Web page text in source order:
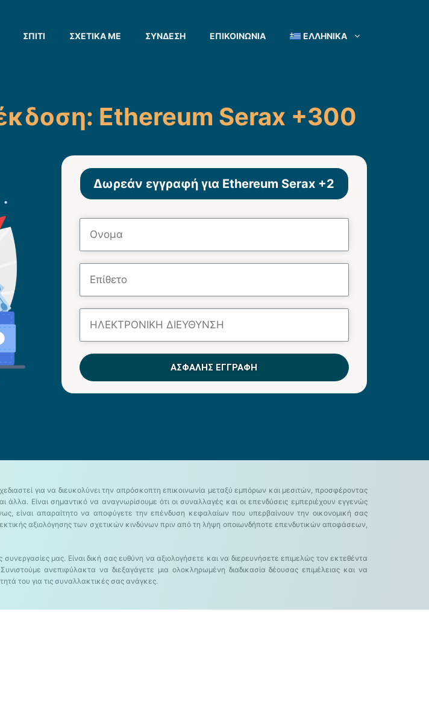
ΣΠΊΤΙ ΣΧΕΤΙΚΆ ΜΕ ΣΎΝΔΕΣΗ ΕΠΙΚΟΙΝΩΝΊΑ ΕΛΛΗΝΙΚΆ
Ethereum Serax +300
Δωρεάν εγγραφή για Ethereum Serax +2
ΑΣΦΑΛΉΣ ΕΓΓΡΑΦΉ
για να διευκολύνει την απρόσκοπτη επικοινωνία μεταξύ εμπόρων και μεσιτών, προσφέροντας
Είναι σημαντικό να αναγνωρίσουμε ότι οι συναλλαγές και οι επενδύσεις εμπεριέχουν εγγενώς
είναι απαραίτητο να αποφύγετε την επένδυση κεφαλαίων που υπερβαίνουν την οικονομική σας
αξιολόγησης των σχετικών κινδύνων πριν από τη λήψη οποιωνδήποτε επενδυτικών αποφάσεων,
συνεργασίες μας. Είναι δική σας ευθύνη να αξιολογήσετε και να διερευνήσετε επιμελώς τον εκτεθέντα
ανεπιφύλακτα να διεξαγάγετε μια ολοκληρωμένη διαδικασία δέουσας επιμέλειας και να
του για τις συναλλακτικές σας ανάγκες.